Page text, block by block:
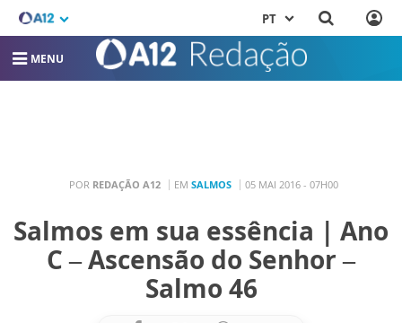
PT
MENU
POR REDAÇÃO A12 EM SALMOS 05 MAI 2016 - 07H00
Salmos em sua essência | Ano
C – Ascensão do Senhor –
Salmo 46